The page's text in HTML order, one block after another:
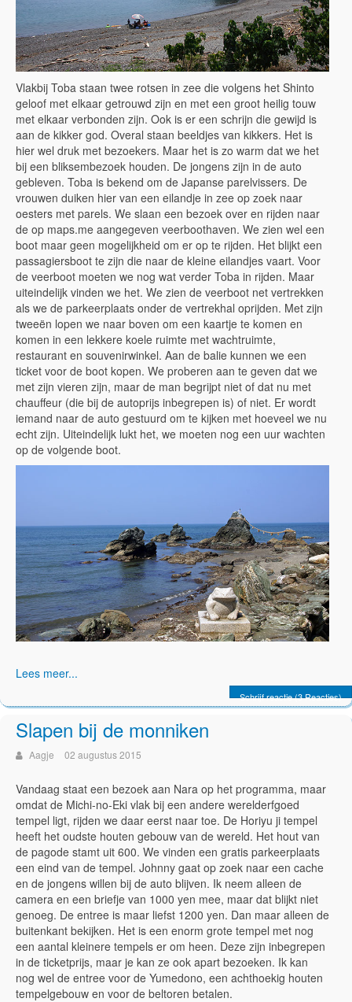
Vlakbij Toba staan twee rotsen in zee die volgens het Shinto
geloof met elkaar getrouwd zijn en met een groot heilig touw
met elkaar verbonden zijn. Ook is er een schrijn die gewijd is
aan de kikker god. Overal staan beeldjes van kikkers. Het is
hier wel druk met bezoekers. Maar het is zo warm dat we het
bij een bliksembezoek houden. De jongens zijn in de auto
gebleven. Toba is bekend om de Japanse parelvissers. De
vrouwen duiken hier van een eilandje in zee op zoek naar
oesters met parels. We slaan een bezoek over en rijden naar
de op maps.me aangegeven veerboothaven. We zien wel een
boot maar geen mogelijkheid om er op te rijden. Het blijkt een
passagiersboot te zijn die naar de kleine eilandjes vaart. Voor
de veerboot moeten we nog wat verder Toba in rijden. Maar
uiteindelijk vinden we het. We zien de veerboot net vertrekken
als we de parkeerplaats onder de vertrekhal oprijden. Met zijn
tweeën lopen we naar boven om een kaartje te komen en
komen in een lekkere koele ruimte met wachtruimte,
restaurant en souvenirwinkel. Aan de balie kunnen we een
ticket voor de boot kopen. We proberen aan te geven dat we
met zijn vieren zijn, maar de man begrijpt niet of dat nu met
chauffeur (die bij de autoprijs inbegrepen is) of niet. Er wordt
iemand naar de auto gestuurd om te kijken met hoeveel we nu
echt zijn. Uiteindelijk lukt het, we moeten nog een uur wachten
op de volgende boot.
Lees meer...
Schrijf reactie (3 Reacties)
Slapen bij de monniken
Aagje 02 augustus 2015
Vandaag staat een bezoek aan Nara op het programma, maar
omdat de Michi-no-Eki vlak bij een andere werelderfgoed
tempel ligt, rijden we daar eerst naar toe. De Horiyu ji tempel
heeft het oudste houten gebouw van de wereld. Het hout van
de pagode stamt uit 600. We vinden een gratis parkeerplaats
een eind van de tempel. Johnny gaat op zoek naar een cache
en de jongens willen bij de auto blijven. Ik neem alleen de
camera en een briefje van 1000 yen mee, maar dat blijkt niet
genoeg. De entree is maar liefst 1200 yen. Dan maar alleen de
buitenkant bekijken. Het is een enorm grote tempel met nog
een aantal kleinere tempels er om heen. Deze zijn inbegrepen
in de ticketprijs, maar je kan ze ook apart bezoeken. Ik kan
nog wel de entree voor de Yumedono, een achthoekig houten
tempelgebouw en voor de beltoren betalen.